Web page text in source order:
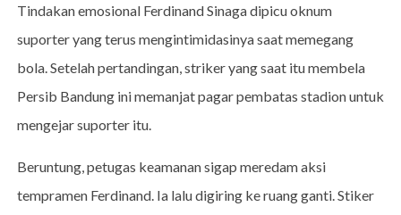
Tindakan emosional Ferdinand Sinaga dipicu oknum
suporter yang terus mengintimidasinya saat memegang
bola. Setelah pertandingan, striker yang saat itu membela
Persib Bandung ini memanjat pagar pembatas stadion untuk
mengejar suporter itu.
Beruntung, petugas keamanan sigap meredam aksi
tempramen Ferdinand. Ia lalu digiring ke ruang ganti. Stiker